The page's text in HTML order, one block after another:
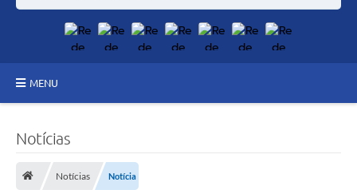
MENU
A História
Notícias
Notícias Notícia